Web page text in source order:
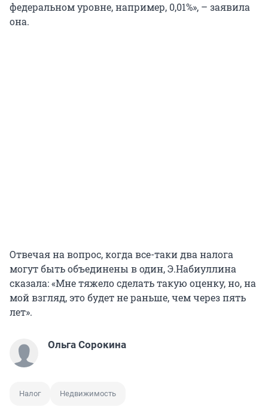
федеральном уровне, например, 0,01%», – заявила
она.
Отвечая на вопрос, когда все-таки два налога
могут быть объединены в один, Э.Набиуллина
сказала: «Мне тяжело сделать такую оценку, но, на
мой взгляд, это будет не раньше, чем через пять
лет».
Ольга Сорокина
Налог Недвижимость